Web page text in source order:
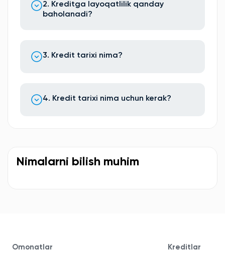
2. Kreditga layoqatlilik qanday
baholanadi?
3. Kredit tarixi nima?
4. Kredit tarixi nima uchun kerak?
Nimalarni bilish muhim
Omonatlar Kreditlar